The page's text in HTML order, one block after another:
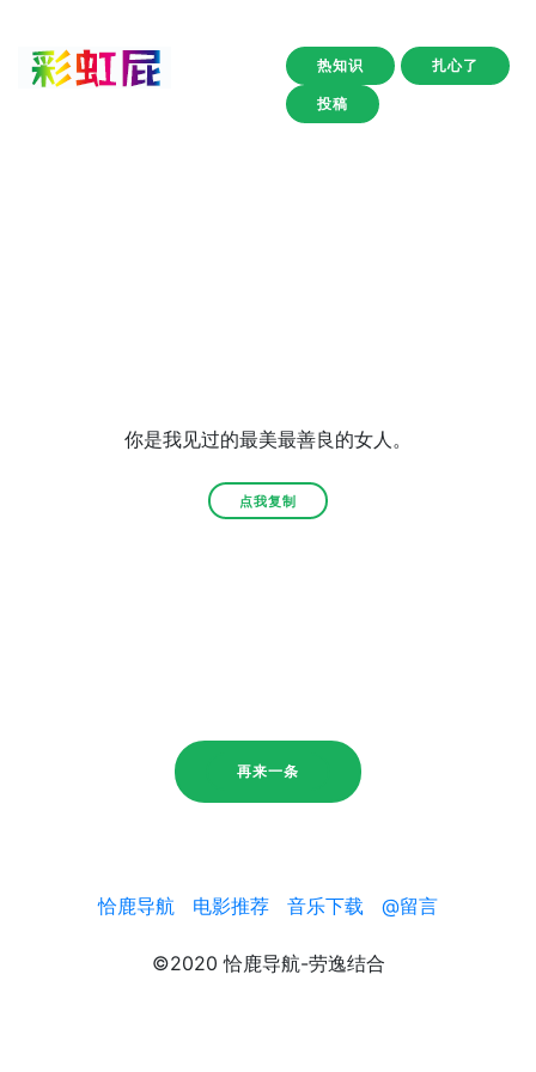
热知识
扎心了
投稿
你是我见过的最美最善良的女人。
点我复制
再来一条
恰鹿导航 电影推荐 音乐下载 @留言
©2020 恰鹿导航-劳逸结合